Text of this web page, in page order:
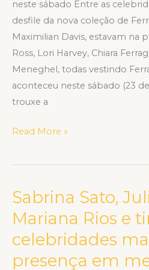
neste sábado Entre as
desfile da nova coleção de
Maximilian Davis, estavam na
Ross, Lori Harvey, Chiara
Meneghel, todas vestindo
aconteceu neste sábado (23
trouxe a
Read More »
Sabrina Sato,
Mariana Rios e
celebridades
presença em
Sabrina
Sato,
Juliana
Paes,
Mariana